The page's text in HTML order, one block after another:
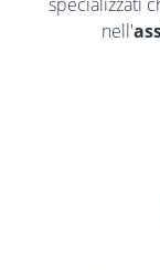
nell'